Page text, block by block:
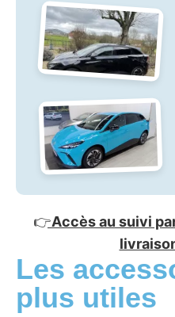
👉 Accès au suivi
Les
plus utiles